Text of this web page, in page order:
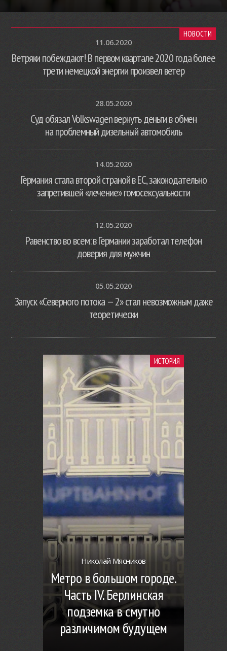
НОВОСТИ
11.06.2020
Ветряки побеждают! В первом квартале 2020 года более
трети немецкой энергии произвел ветер
28.05.2020
Суд обязал Volkswagen вернуть деньги в обмен
на проблемный дизельный автомобиль
14.05.2020
Германия стала второй страной в ЕС, законодательно
запретившей «лечение» гомосексуальности
12.05.2020
Равенство во всем: в Германии заработал телефон
доверия для мужчин
05.05.2020
Запуск «Северного потока — 2» стал невозможным даже
теоретически
ИСТОРИЯ
Николай Мясников
Метро в большом городе.
Часть IV. Берлинская
подземка в смутно
различимом будущем